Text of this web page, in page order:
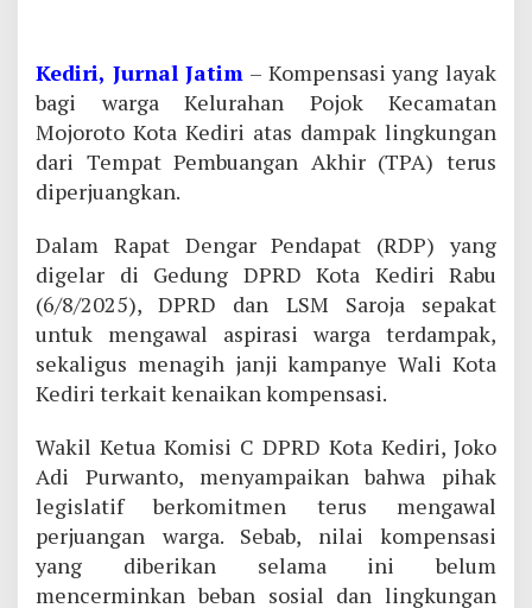
Kediri, Jurnal Jatim – Kompensasi yang layak
bagi warga Kelurahan Pojok Kecamatan
Mojoroto Kota Kediri atas dampak lingkungan
dari Tempat Pembuangan Akhir (TPA) terus
diperjuangkan.
Dalam Rapat Dengar Pendapat (RDP) yang
digelar di Gedung DPRD Kota Kediri Rabu
(6/8/2025), DPRD dan LSM Saroja sepakat
untuk mengawal aspirasi warga terdampak,
sekaligus menagih janji kampanye Wali Kota
Kediri terkait kenaikan kompensasi.
Wakil Ketua Komisi C DPRD Kota Kediri, Joko
Adi Purwanto, menyampaikan bahwa pihak
legislatif berkomitmen terus mengawal
perjuangan warga. Sebab, nilai kompensasi
yang diberikan selama ini belum
mencerminkan beban sosial dan lingkungan